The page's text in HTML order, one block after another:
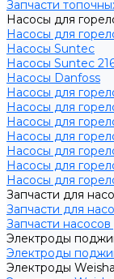
Запчасти
Насосы для
Насосы для
Насосы Suntec
Насосы Suntec
Насосы Danfoss
Насосы для
Насосы для
Насосы для
Насосы для
Насосы для
Насосы для
Насосы для
Запчасти для
Запчасти для
Запчасти
Электроды
Электроды
Электроды